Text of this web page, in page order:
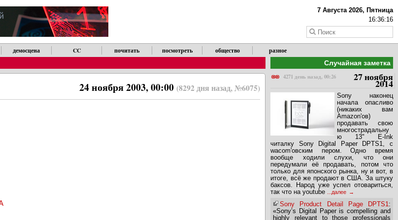
7 Августа 2026, Пятница
24 ноября 2003, 00:00(8292 дня назад, №6075)
Случайная заметка
27 ноября
2014
Sony наконец
начала опасливо
(никаких вам
Amazon'ов)
продавать свою
многострадальну
ю 13" E-Ink
читалку Sony Digital Paper DPTS1, с
wacom'овским пером. Одно время
вообще ходили слухи, что они
передумали её продавать, потом что
только для японского рынка, ну и вот, в
итоге, всё же продают в США. За штуку
баксов. Народ уже успел отовариться,
так что на youtube
...далее
Sony Product Detail Page DPTS1: